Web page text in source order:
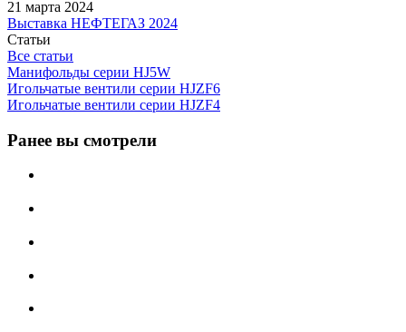
21 марта 2024
Выставка НЕФТЕГАЗ 2024
Статьи
Все статьи
Манифольды серии HJ5W
Игольчатые вентили серии HJZF6
Игольчатые вентили серии HJZF4
Ранее вы смотрели